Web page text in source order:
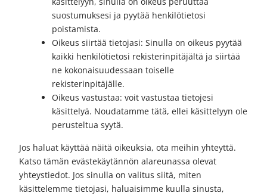
suostumuksesi ja pyytää henkilötietosi
poistamista.
Oikeus siirtää tietojasi: Sinulla on oikeus pyytää
kaikki henkilötietosi rekisterinpitäjältä ja siirtää
ne kokonaisuudessaan toiselle
rekisterinpitäjälle.
Oikeus vastustaa: voit vastustaa tietojesi
käsittelyä. Noudatamme tätä, ellei käsittelyyn ole
perusteltua syytä.
Jos haluat käyttää näitä oikeuksia, ota meihin yhteyttä.
Katso tämän evästekäytännön alareunassa olevat
yhteystiedot. Jos sinulla on valitus siitä, miten
käsittelemme tietojasi, haluaisimme kuulla sinusta,